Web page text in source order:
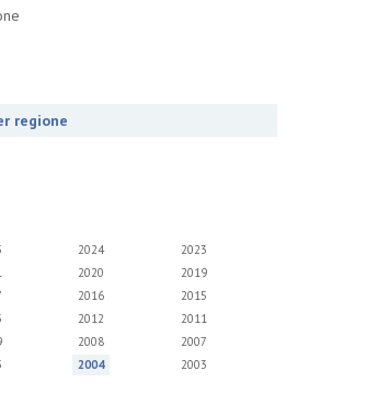
regione
2024
2023
2020
2019
2016
2015
2012
2011
2008
2007
2004
2003